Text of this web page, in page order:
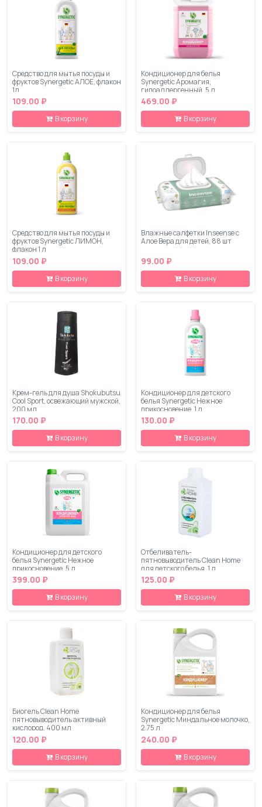
Средство для мытья посуды и
фруктов Synergetic АЛОЕ, флакон
1л
109.00 ₽
В корзину
Кондиционер для белья
Synergetic Аромагия,
гипоаллергенный, 5 л
469.00 ₽
В корзину
Средство для мытья посуды и
фруктов Synergetic ЛИМОН,
флакон 1 л
109.00 ₽
В корзину
Влажные салфетки Inseense с
Алое Вера для детей, 88 шт
99.00 ₽
В корзину
Крем-гель для душа Shokubutsu
Cool Sport, освежающий мужской,
200 мл
170.00 ₽
В корзину
Кондиционер для детского
белья Synergetic Нежное
прикосновение, 1 л
130.00 ₽
В корзину
Кондиционер для детского
белья Synergetic Нежное
прикосновение, 5 л
399.00 ₽
В корзину
Отбеливатель-
пятновыводитель Clean Home
для детского белья, 1 л
125.00 ₽
В корзину
Биогель Clean Home
пятновыводитель активный
кислород, 400 мл
120.00 ₽
В корзину
Кондиционер для белья
Synergetic Миндальное молочко,
2,75 л
240.00 ₽
В корзину